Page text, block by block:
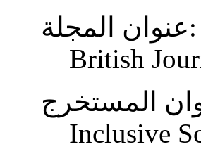
عنوان المجلة:
British
Inclusive